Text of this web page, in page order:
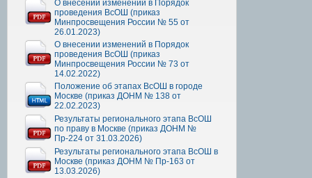
О внесении изменений в Порядок
проведения ВсОШ (приказ
Минпросвещения России № 55 от
26.01.2023)
О внесении изменений в Порядок
проведения ВсОШ (приказ
Минпросвещения России № 73 от
14.02.2022)
Положение об этапах ВсОШ в городе
Москве (приказ ДОНМ № 138 от
22.02.2023)
Результаты регионального этапа ВсОШ
по праву в Москве (приказ ДОНМ №
Пр-224 от 31.03.2026)
Результаты регионального этапа ВсОШ в
Москве (приказ ДОНМ № Пр-163 от
13.03.2026)